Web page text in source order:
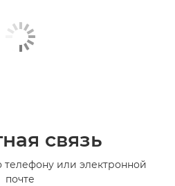
связь
или электронной
почте